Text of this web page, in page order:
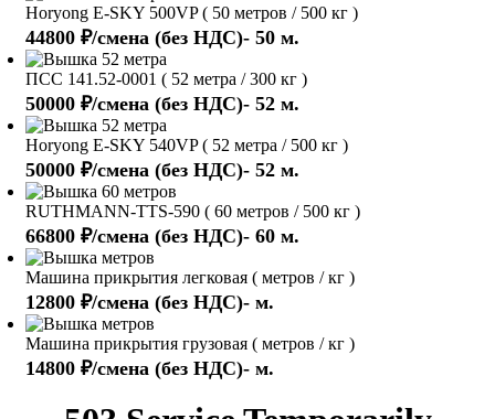
Horyong E-SKY 500VP ( 50 метров / 500 кг )
44800 ₽/смена (без НДС)- 50 м.
ПСС 141.52-0001 ( 52 метра / 300 кг )
50000 ₽/смена (без НДС)- 52 м.
Horyong E-SKY 540VP ( 52 метра / 500 кг )
50000 ₽/смена (без НДС)- 52 м.
RUTHMANN-TTS-590 ( 60 метров / 500 кг )
66800 ₽/смена (без НДС)- 60 м.
Машина прикрытия легковая ( метров / кг )
12800 ₽/смена (без НДС)- м.
Машина прикрытия грузовая ( метров / кг )
14800 ₽/смена (без НДС)- м.